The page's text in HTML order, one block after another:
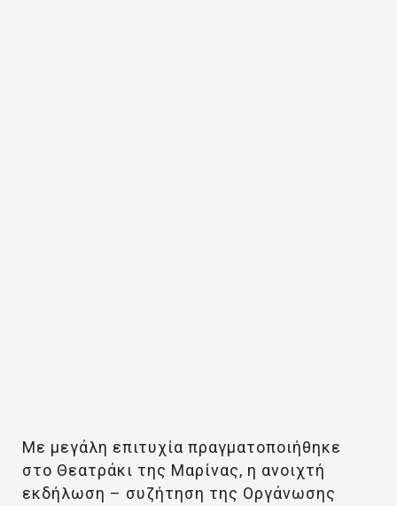
Με μεγάλη επιτυχία πραγματοποιήθηκε
στο Θεατράκι της Μαρίνας, η ανοιχτή
εκδήλωση – συζήτηση της Οργάνωσης